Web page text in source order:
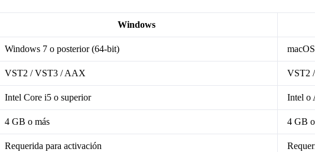
Windows
Windows 7 o posterior (64-bit)
VST2 / VST3 / AAX VST2
Intel Core i5 o superior Intel o
4 GB o más 4 GB
Requerida para activación